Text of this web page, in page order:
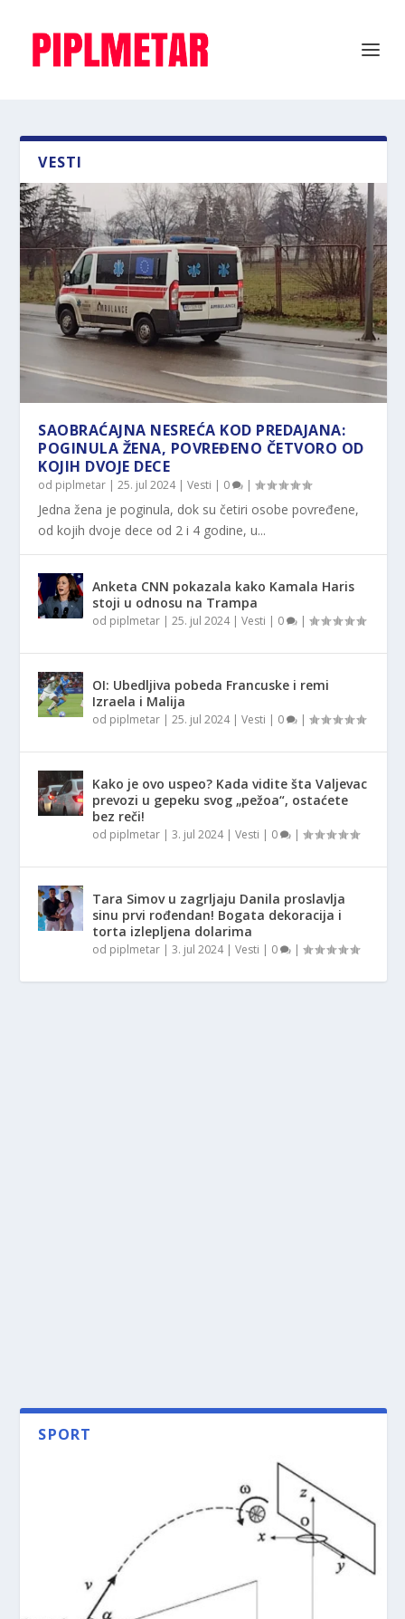
VESTI
SAOBRAĆAJNA NESREĆA KOD PREDAJANA:
POGINULA ŽENA, POVREĐENO ČETVORO OD
KOJIH DVOJE DECE
od piplmetar |25. jul 2024|Vesti | 0 |
Jedna žena je poginula, dok su četiri osobe povređene,
od kojih dvoje dece od 2 i 4 godine, u...
Anketa CNN pokazala kako Kamala Haris
stoji u odnosu na Trampa
od piplmetar |25. jul 2024|Vesti | 0 |
OI: Ubedljiva pobeda Francuske i remi
Izraela i Malija
od piplmetar |25. jul 2024|Vesti | 0 |
Kako je ovo uspeo? Kada vidite šta Valjevac
prevozi u gepeku svog „pežoa“, ostaćete
bez reči!
od piplmetar |3. jul 2024|Vesti | 0 |
Tara Simov u zagrljaju Danila proslavlja
sinu prvi rođendan! Bogata dekoracija i
torta izlepljena dolarima
od piplmetar |3. jul 2024|Vesti | 0 |
SPORT